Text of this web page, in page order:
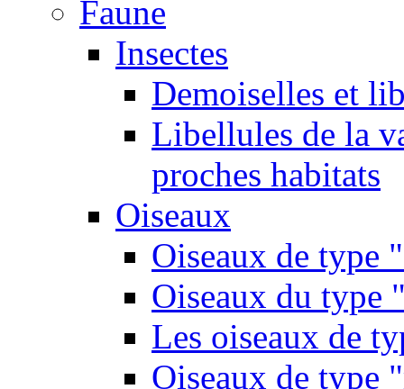
Faune
Insectes
Demoiselles et
Libellules de la
proches habitats
Oiseaux
Oiseaux de type
Oiseaux du type
Les oiseaux de
Oiseaux de type